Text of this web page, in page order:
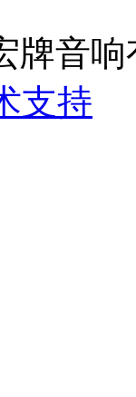
牌音
支持